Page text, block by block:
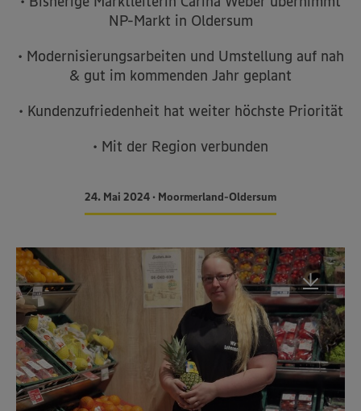
NP-Markt in Oldersum
• Modernisierungsarbeiten und Umstellung auf nah
& gut im kommenden Jahr geplant
• Kundenzufriedenheit hat weiter höchste Priorität
• Mit der Region verbunden
24. Mai 2024 • Moormerland-Oldersum